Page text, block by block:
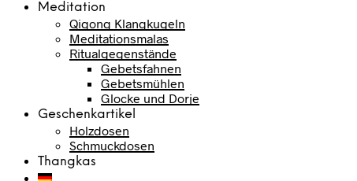
Meditation
Qigong Klangkugeln
Meditationsmalas
Ritualgegenstände
Gebetsfahnen
Gebetsmühlen
Glocke und Dorje
Geschenkartikel
Holzdosen
Schmuckdosen
Thangkas